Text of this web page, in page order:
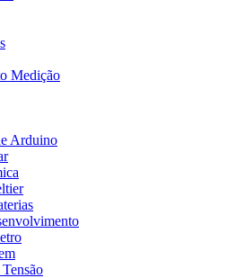
Medição
Arduino